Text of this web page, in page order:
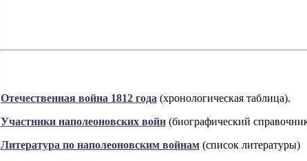
Отечественная война 1812 года (хронологическая таблица).
Участники наполеоновских войн (биографический
Литература по наполеоновским войнам(список литературы)